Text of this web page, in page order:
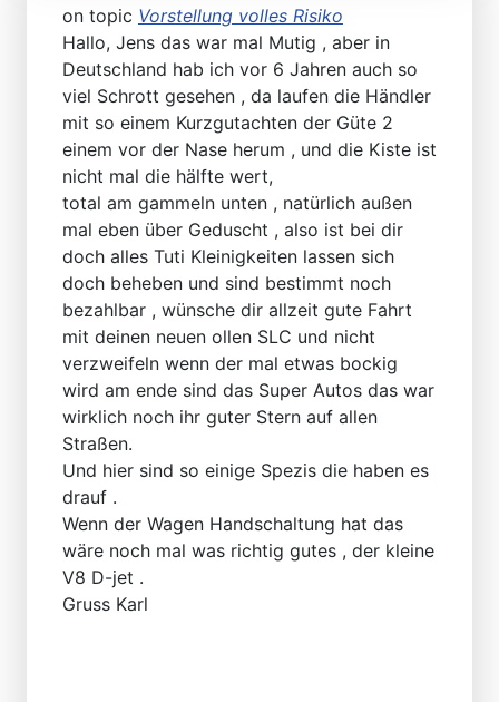
on topic Vorstellung volles Risiko
Hallo, Jens das war mal Mutig , aber in
Deutschland hab ich vor 6 Jahren auch so
viel Schrott gesehen , da laufen die Händler
mit so einem Kurzgutachten der Güte 2
einem vor der Nase herum , und die Kiste ist
nicht mal die hälfte wert,
total am gammeln unten , natürlich außen
mal eben über Geduscht , also ist bei dir
doch alles Tuti Kleinigkeiten lassen sich
doch beheben und sind bestimmt noch
bezahlbar , wünsche dir allzeit gute Fahrt
mit deinen neuen ollen SLC und nicht
verzweifeln wenn der mal etwas bockig
wird am ende sind das Super Autos das war
wirklich noch ihr guter Stern auf allen
Straßen.
Und hier sind so einige Spezis die haben es
drauf .
Wenn der Wagen Handschaltung hat das
wäre noch mal was richtig gutes , der kleine
V8 D-jet .
Gruss Karl